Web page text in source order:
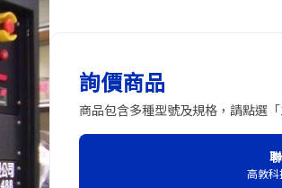
詢價商品
商品包含多種型號及規格，請點選
高敦科